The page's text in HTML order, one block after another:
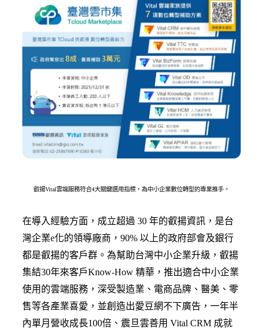
叡揚Vital雲端服務符合4大關鍵選用指標，為中小企業數位轉型的專業推手。
在導入經驗方面，成立超過 30 年的叡揚資訊，是台
灣企業e化的領導廠商，90% 以上的政府部會及銀行
都是叡揚的客戶群。為幫助台灣中小企業升級，叡揚
集結30年來客戶Know-How 精華，推出適合中小企業
使用的雲端服務，深受製造業、電商品牌、醫美、零
售等各產業喜愛，並創造出愛豆網不下廣告，一年半
內單月營收成長100倍、震旦雲善用 Vital CRM 成就